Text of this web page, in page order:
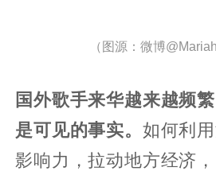
（图源：微博
国外歌手来华越来越频
是可见的事实。 如何利
影响力，拉动地方经济